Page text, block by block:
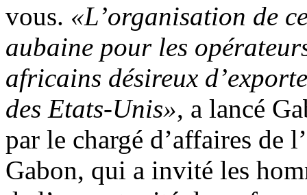
vous. «L’organisation de
aubaine pour les
africains désireux
des Etats-Unis», a lancé
par le chargé d’affaires de
Gabon, qui a invité les